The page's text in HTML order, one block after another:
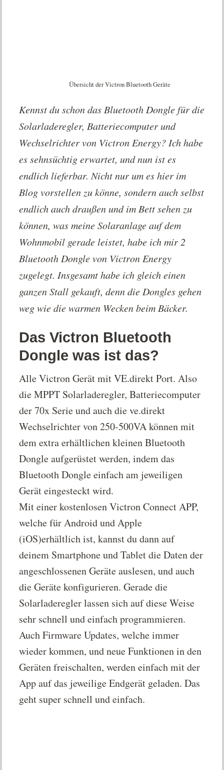
Übersicht der Victron Bluetooth Geräte
Kennst du schon das Bluetooth Dongle für die
Solarladeregler, Batteriecomputer und
Wechselrichter von Victron Energy? Ich habe
es sehnsüchtig erwartet, und nun ist es
endlich lieferbar. Nicht nur um es hier im
Blog vorstellen zu könne, sondern auch selbst
endlich auch draußen und im Bett sehen zu
können, was meine Solaranlage auf dem
Wohnmobil gerade leistet, habe ich mir 2
Bluetooth Dongle von Victron Energy
zugelegt. Insgesamt habe ich gleich einen
ganzen Stall gekauft, denn die Dongles gehen
weg wie die warmen Wecken beim Bäcker.
Das Victron Bluetooth
Dongle was ist das?
Alle Victron Gerät mit VE.direkt Port. Also
die MPPT Solarladeregler, Batteriecomputer
der 70x Serie und auch die ve.direkt
Wechselrichter von 250-500VA können mit
dem extra erhältlichen kleinen Bluetooth
Dongle aufgerüstet werden, indem das
Bluetooth Dongle einfach am jeweiligen
Gerät eingesteckt wird.
Mit einer kostenlosen Victron Connect APP,
welche für Android und Apple
(iOS)erhältlich ist, kannst du dann auf
deinem Smartphone und Tablet die Daten der
angeschlossenen Geräte auslesen, und auch
die Geräte konfigurieren. Gerade die
Solarladeregler lassen sich auf diese Weise
sehr schnell und einfach programmieren.
Auch Firmware Updates, welche immer
wieder kommen, und neue Funktionen in den
Geräten freischalten, werden einfach mit der
App auf das jeweilige Endgerät geladen. Das
geht super schnell und einfach.